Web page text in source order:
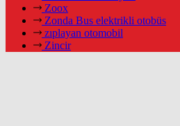
Zoox
Zonda Bus elektrikli otobüs
zıplayan otomobil
Zincir